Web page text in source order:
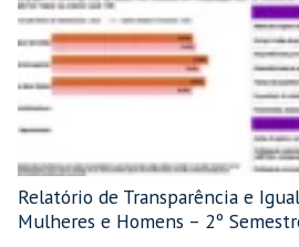
Relatório de Transparência e
Mulheres e Homens – 2º